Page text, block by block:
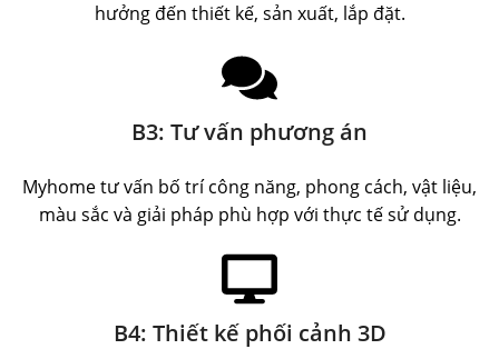
hưởng đến thiết kế, sản xuất, lắp đặt.
B3: Tư vấn phương án
Myhome tư vấn bố trí công năng, phong cách, vật liệu,
màu sắc và giải pháp phù hợp với thực tế sử dụng.
B4: Thiết kế phối cảnh 3D